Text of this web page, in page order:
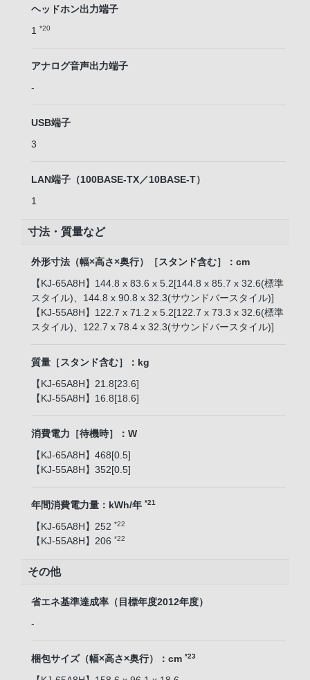
ヘッドホン出力端子
1 *20
アナログ音声出力端子
-
USB端子
3
LAN端子（100BASE-TX／10BASE-T）
1
寸法・質量など
外形寸法（幅×高さ×奥行）［スタンド含む］：cm
【KJ-65A8H】144.8 x 83.6 x 5.2[144.8 x 85.7 x 32.6(標準
スタイル)、144.8 x 90.8 x 32.3(サウンドバースタイル)]
【KJ-55A8H】122.7 x 71.2 x 5.2[122.7 x 73.3 x 32.6(標準
スタイル)、122.7 x 78.4 x 32.3(サウンドバースタイル)]
質量［スタンド含む］：kg
【KJ-65A8H】21.8[23.6]
【KJ-55A8H】16.8[18.6]
消費電力［待機時］：W
【KJ-65A8H】468[0.5]
【KJ-55A8H】352[0.5]
年間消費電力量：kWh/年 *21
【KJ-65A8H】252 *22
【KJ-55A8H】206 *22
その他
省エネ基準達成率（目標年度2012年度）
-
梱包サイズ（幅×高さ×奥行）：cm *23